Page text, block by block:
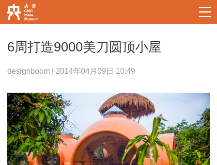
6周打造9000美刀圆顶小屋
designboom | 2014年04月09日 10:49